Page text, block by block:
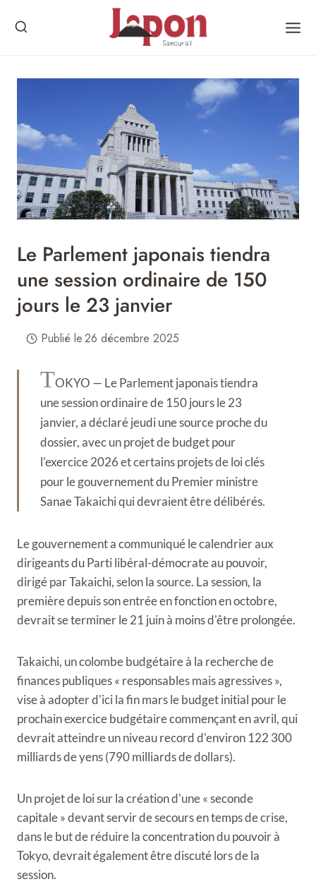
Le Parlement japonais tiendra
une session ordinaire de 150
jours le 23 janvier
Publié le26 décembre 2025
TOKYO — Le Parlement japonais tiendra
une session ordinaire de 150 jours le 23
janvier, a déclaré jeudi une source proche du
dossier, avec un projet de budget pour
l'exercice 2026 et certains projets de loi clés
pour le gouvernement du Premier ministre
Sanae Takaichi qui devraient être délibérés.
Le gouvernement a communiqué le calendrier aux
dirigeants du Parti libéral-démocrate au pouvoir,
dirigé par Takaichi, selon la source. La session, la
première depuis son entrée en fonction en octobre,
devrait se terminer le 21 juin à moins d'être prolongée.
Takaichi, un colombe budgétaire à la recherche de
finances publiques « responsables mais agressives »,
vise à adopter d'ici la fin mars le budget initial pour le
prochain exercice budgétaire commençant en avril, qui
devrait atteindre un niveau record d'environ 122 300
milliards de yens (790 milliards de dollars).
Un projet de loi sur la création d'une « seconde
capitale » devant servir de secours en temps de crise,
dans le but de réduire la concentration du pouvoir à
Tokyo, devrait également être discuté lors de la
session.